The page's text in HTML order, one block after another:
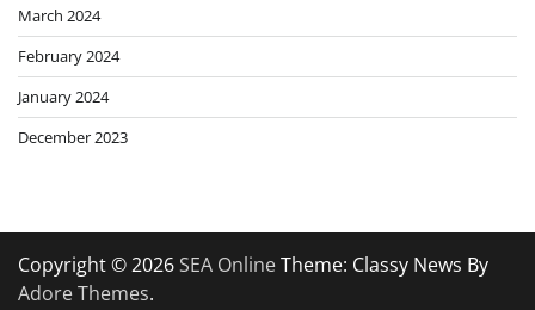
March 2024
February 2024
January 2024
December 2023
Copyright © 2026SEA OnlineTheme: Classy News By
Adore Themes.